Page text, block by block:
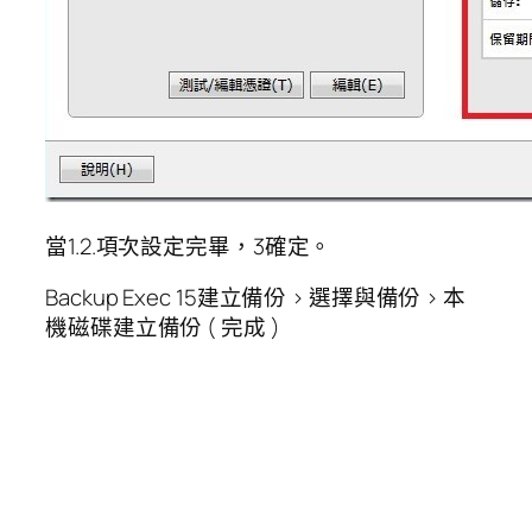
當1.2.項次設定完畢，3確定。
Backup Exec 15建立備份 > 選擇與備份 > 本
機磁碟建立備份 ( 完成 )